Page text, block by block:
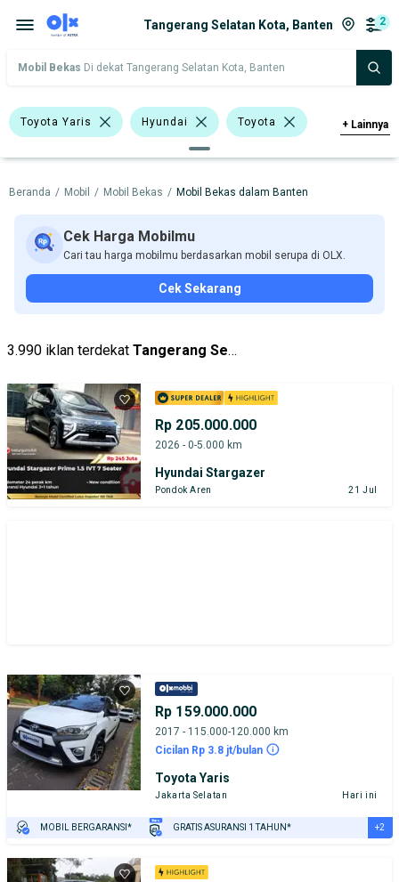
Tangerang Selatan Kota, Banten 2
Mobil Bekas Di dekat Tangerang Selatan Kota, Banten
Toyota Yaris Hyundai Toyota
Harga Merek Dan Model Tahun
Tipe Bodi Tipe Membership
+ Lainnya
Beranda / Mobil / Mobil Bekas / Mobil Bekas dalam Banten
Cek Harga Mobilmu
Cari tau harga mobilmu berdasarkan mobil serupa di OLX.
Cek Sekarang
3.990 iklan terdekat Tangerang Selatan Kota
Rp 205.000.000
2026 - 0-5.000 km
Hyundai Stargazer
Pondok Aren 21 Jul
Rp 159.000.000
2017 - 115.000-120.000 km
Cicilan Rp 3.8 jt/bulan
Toyota Yaris
Jakarta Selatan Hari ini
MOBIL BERGARANSI* GRATIS ASURANSI 1 TAHUN* +2